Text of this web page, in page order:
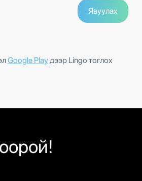
Google Playдээр Lingo тоглох